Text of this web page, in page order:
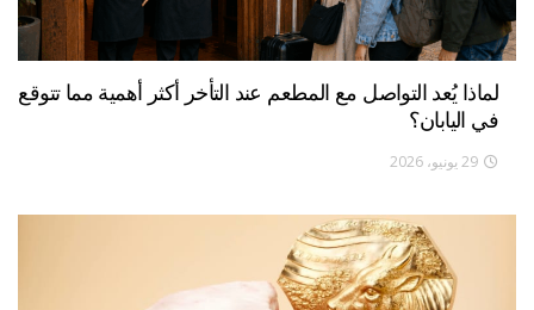
لماذا يُعد التواصل مع المطعم عند التأخر أكثر أهمية مما تتوقع
في اليابان؟
29 يونيو، 2026